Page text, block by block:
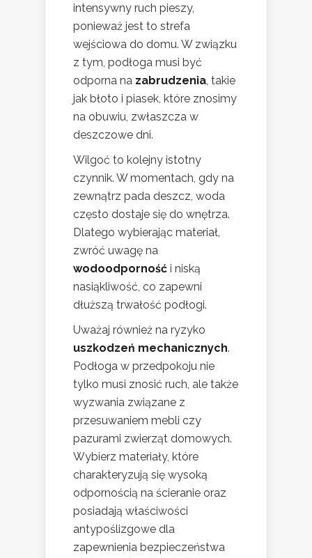
intensywny ruch pieszy,
ponieważ jest to strefa
wejściowa do domu. W związku
z tym, podłoga musi być
odporna na zabrudzenia, takie
jak błoto i piasek, które znosimy
na obuwiu, zwłaszcza w
deszczowe dni.
Wilgoć to kolejny istotny
czynnik. W momentach, gdy na
zewnątrz pada deszcz, woda
często dostaje się do wnętrza.
Dlatego wybierając materiał,
zwróć uwagę na
wodoodporność i niską
nasiąkliwość, co zapewni
dłuższą trwałość podłogi.
Uważaj również na ryzyko
uszkodzeń mechanicznych.
Podłoga w przedpokoju nie
tylko musi znosić ruch, ale także
wyzwania związane z
przesuwaniem mebli czy
pazurami zwierząt domowych.
Wybierz materiały, które
charakteryzują się wysoką
odpornością na ścieranie oraz
posiadają właściwości
antypoślizgowe dla
zapewnienia bezpieczeństwa